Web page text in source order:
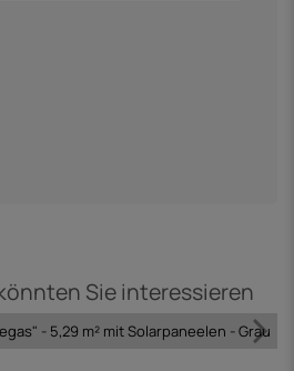
Sie interessieren
- 5,29 m² mit Solarpaneelen - Grau